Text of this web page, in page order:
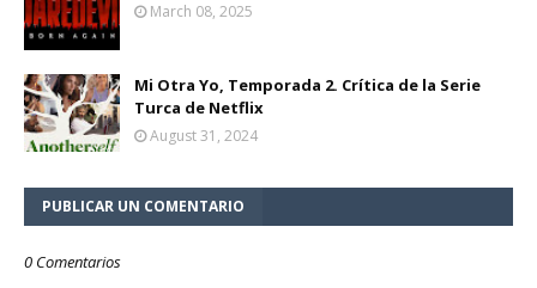
March 08, 2025
Mi Otra Yo, Temporada 2. Crítica de la Serie
Turca de Netflix
August 31, 2024
PUBLICAR UN COMENTARIO
0 Comentarios